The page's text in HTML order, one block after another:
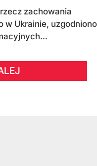
zachowania
w Ukrainie, uzgodniono